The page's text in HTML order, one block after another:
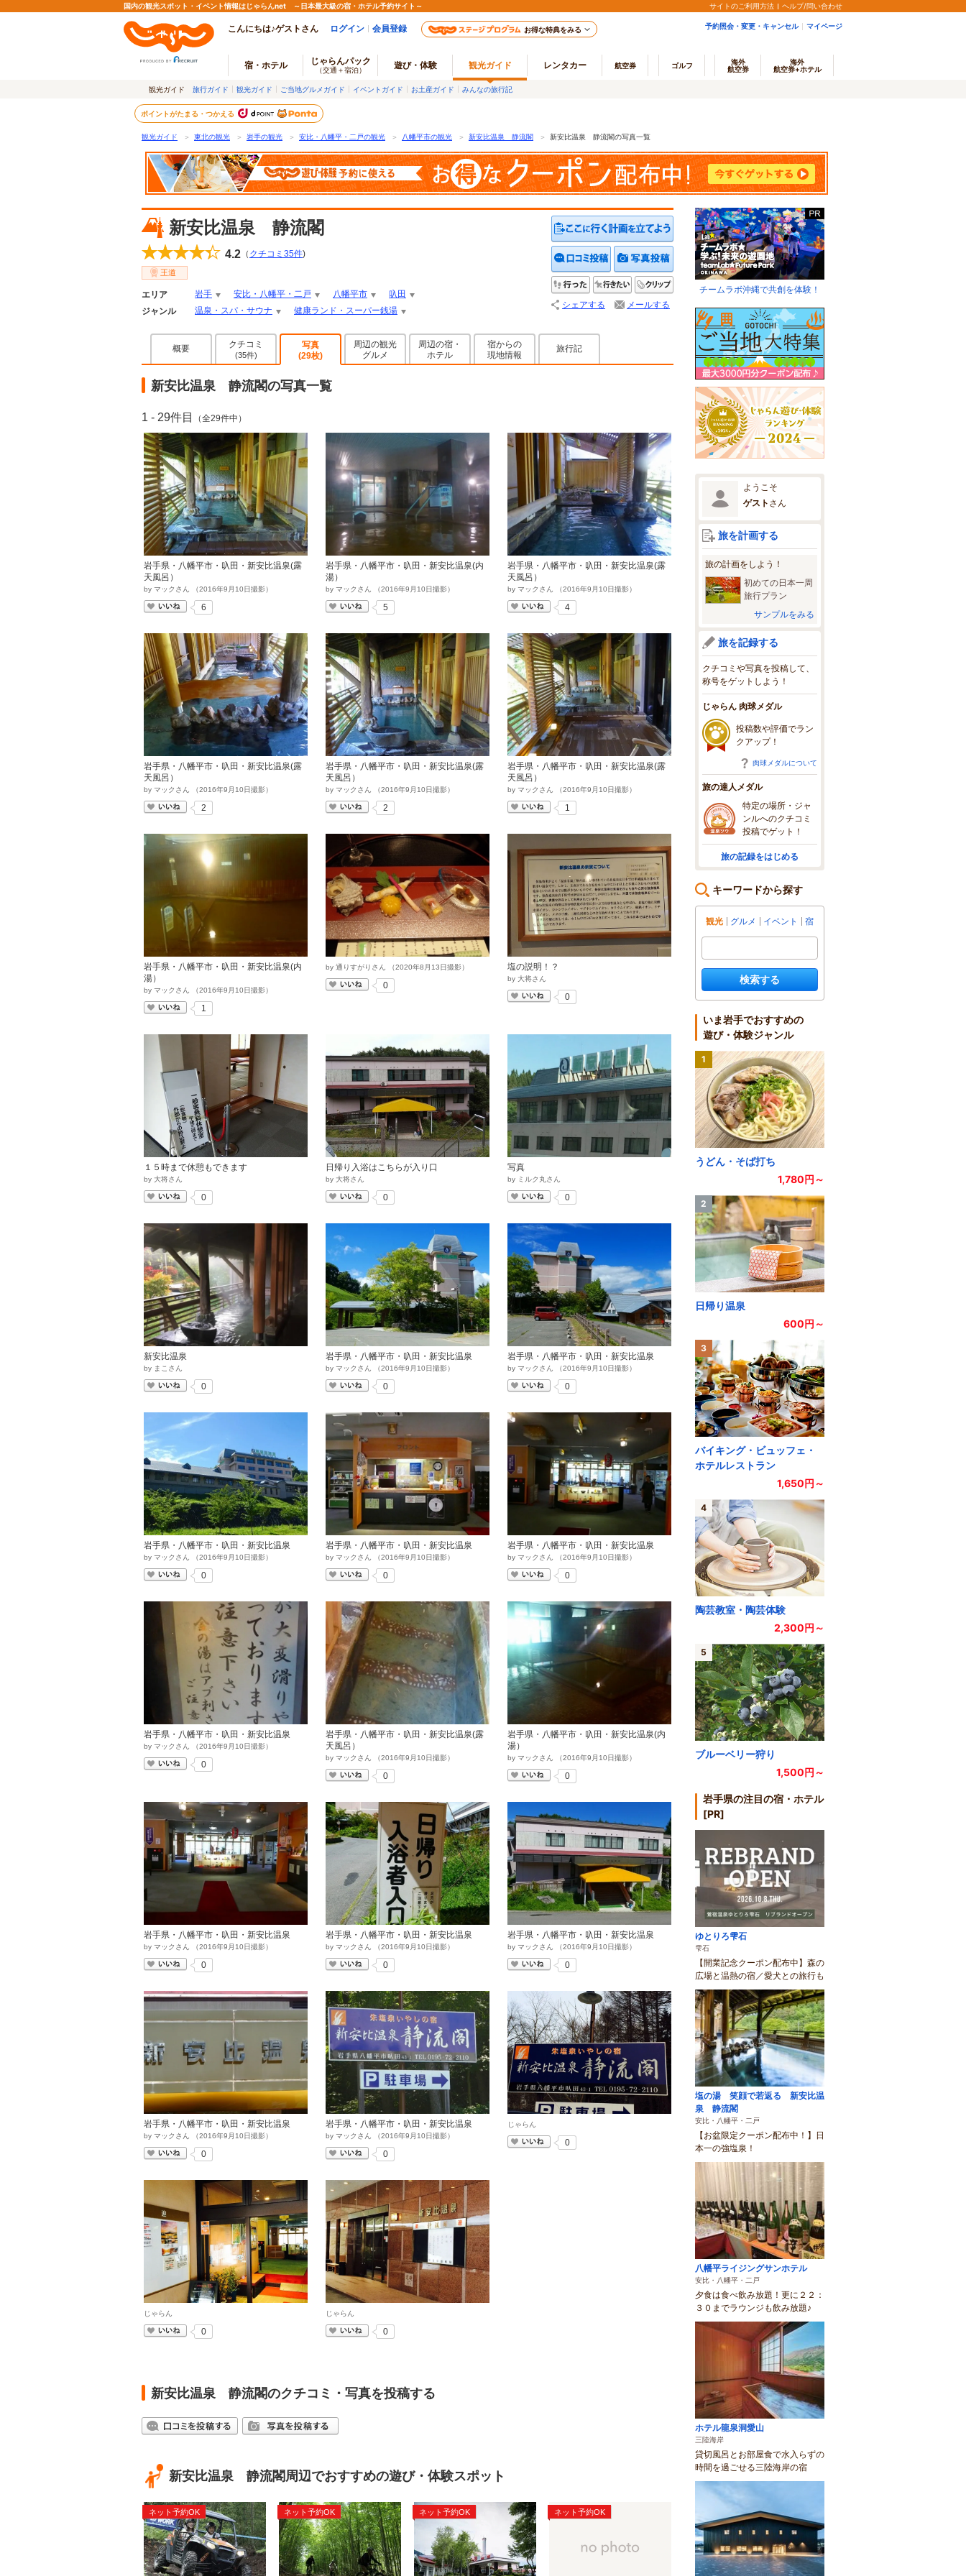
国内の観光スポット・イベント情報はじゃらんnet ～日本最大級の宿・ホテル予約サイト～ サイトのご利用方法 ヘルプ/問い合わせ
こんにちは♪ゲストさん ログイン 会員登録 お得な特典をみる 予約照会・変更・キャンセル マイページ
宿・ホテル じゃらんパック
（交通＋宿泊） 遊び・体験 観光ガイド レンタカー 航空券 ゴルフ
海外
航空券
海外
航空券+ホテル
観光ガイド 旅行ガイド 観光ガイド ご当地グルメガイド イベントガイド お土産ガイド みんなの旅行記
ポイントがたまる・つかえる
観光ガイド ＞ 東北の観光 ＞ 岩手の観光 ＞ 安比・八幡平・二戸の観光 ＞ 八幡平市の観光 ＞ 新安比温泉 静流閣 ＞ 新安比温泉 静流閣の写真一覧
新安比温泉 静流閣
4.2 （ クチコミ 35件)
王道
エリア 岩手 安比・八幡平・二戸 八幡平市
叺田
ジャンル
温泉・スパ・サウナ 健康ランド・スーパー銭湯
クチコミを投稿する写真を投稿する
行った 行きたい
シェアする メールする
概要 クチコミ
(35件)
写真
(29枚)
周辺の観光
グルメ
周辺の宿・
ホテル
宿からの
現地情報
旅行記
新安比温泉 静流閣の写真一覧
1 - 29件目 （全29件中）
岩手県・八幡平市・叺田・新安比温泉(露
天風呂）
by マックさん （2016年9 月 10日撮影）
いいね
6
岩手県・八幡平市・叺田・新安比温泉(内
湯）
by マックさん （2016年9 月 10日撮影）
いいね
5
岩手県・八幡平市・叺田・新安比温泉(露
天風呂）
by マックさん （2016年9 月 10日撮影）
いいね
4
岩手県・八幡平市・叺田・新安比温泉(露
天風呂）
by マックさん （2016年9 月 10日撮影）
いいね
2
岩手県・八幡平市・叺田・新安比温泉(露
天風呂）
by マックさん （2016年9 月 10日撮影）
いいね
2
岩手県・八幡平市・叺田・新安比温泉(露
天風呂）
by マックさん （2016年9 月 10日撮影）
いいね
1
岩手県・八幡平市・叺田・新安比温泉(内
湯）
by マックさん （2016年9 月 10日撮影）
いいね
1
by 通りすがりさん （2020年8 月 13日撮影）
いいね
0
塩の説明！？
by 大将さん
いいね
0
１５時まで休憩もできます
by 大将さん
いいね
0
日帰り入浴はこちらが入り口
by 大将さん
いいね
0
写真
by ミルク丸さん
いいね
0
新安比温泉
by まこさん
いいね
0
岩手県・八幡平市・叺田・新安比温泉
by マックさん （2016年9 月 10日撮影）
いいね
0
岩手県・八幡平市・叺田・新安比温泉
by マックさん （2016年9 月 10日撮影）
いいね
0
岩手県・八幡平市・叺田・新安比温泉
by マックさん （2016年9 月 10日撮影）
いいね
0
岩手県・八幡平市・叺田・新安比温泉
by マックさん （2016年9 月 10日撮影）
いいね
0
岩手県・八幡平市・叺田・新安比温泉
by マックさん （2016年9 月 10日撮影）
いいね
0
岩手県・八幡平市・叺田・新安比温泉
by マックさん （2016年9 月 10日撮影）
いいね
0
岩手県・八幡平市・叺田・新安比温泉(露
天風呂）
by マックさん （2016年9 月 10日撮影）
いいね
0
岩手県・八幡平市・叺田・新安比温泉(内
湯）
by マックさん （2016年9 月 10日撮影）
いいね
0
岩手県・八幡平市・叺田・新安比温泉
by マックさん （2016年9 月 10日撮影）
いいね
0
岩手県・八幡平市・叺田・新安比温泉
by マックさん （2016年9 月 10日撮影）
いいね
0
岩手県・八幡平市・叺田・新安比温泉
by マックさん （2016年9 月 10日撮影）
いいね
0
岩手県・八幡平市・叺田・新安比温泉
by マックさん （2016年9 月 10日撮影）
いいね
0
岩手県・八幡平市・叺田・新安比温泉
by マックさん （2016年9 月 10日撮影）
いいね
0
じゃらん
いいね
0
じゃらん
いいね
0
じゃらん
いいね
0
新安比温泉 静流閣のクチコミ・写真を投稿する
新安比温泉 静流閣周辺でおすすめの遊び・体験スポット
ネット予約OK ネット予約OK ネット予約OK ネット予約OK
チームラボ沖縄で共創を体験！
ようこそ
ゲスト さん
旅を計画する
旅の計画をしよう！
初めての日本一周
旅行プラン
サンプルをみる
旅を記録する
クチコミや写真を投稿して、
称号をゲットしよう！
じゃらん 肉球メダル
投稿数や評価でラン
クアップ！
肉球メダルについて
旅の達人メダル
特定の場所・ジャ
ンルへのクチコミ
投稿でゲット！
旅の記録をはじめる
キーワードから探す
観光 グルメ イベント 宿
検索する
いま岩手でおすすめの
遊び・体験ジャンル
1
うどん・そば打ち
1,780円～
2
日帰り温泉
600円～
3
バイキング・ビュッフェ・
ホテルレストラン
1,650円～
4
陶芸教室・陶芸体験
2,300円～
5
ブルーベリー狩り
1,500円～
岩手県の注目の宿・ホテル
[PR]
ゆとりろ雫石
雫石
【開業記念クーポン配布中】森の
広場と温熱の宿／愛犬との旅行も
塩の湯 笑顔で若返る 新安比温
泉 静流閣
安比・八幡平・二戸
【お盆限定クーポン配布中！】日
本一の強塩泉！
八幡平ライジングサンホテル
安比・八幡平・二戸
夕食は食べ飲み放題！更に２２：
３０までラウンジも飲み放題♪
ホテル龍泉洞愛山
三陸海岸
貸切風呂とお部屋食で水入らずの
時間を過ごせる三陸海岸の宿